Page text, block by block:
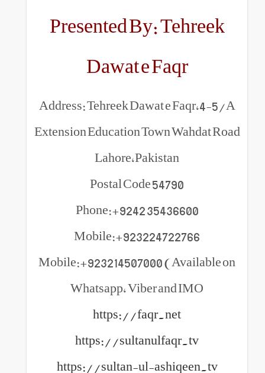
Presented By: Tehreek
Dawat e Faqr
Address: Tehreek Dawat e Faqr,4-5/A
Extension Education Town Wahdat Road
Lahore,Pakistan
Postal Code 54790
Phone:+9242 35436600
Mobile:+923224722766
Mobile:+923214507000 (Available on
Whatsapp, Viber and IMO
https://faqr.net
https://sultanulfaqr.tv
https://sultan-ul-ashiqeen.tv